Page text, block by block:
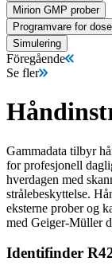
Mirion GMP prober
Programvare for
Simulering
Föregående
Se fler
Gammadata tilbyr
for profesjonell
hverdagen med
strålebeskyttelse.
eksterne prober og
med Geiger-Müller
Identifinder